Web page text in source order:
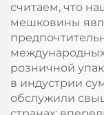
считаем, что
мешковины
розничной
в индустрии
обслужили